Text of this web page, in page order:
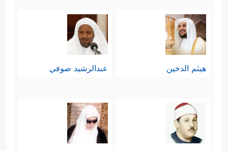
هيثم الدخين عبدالرشيد صوفي